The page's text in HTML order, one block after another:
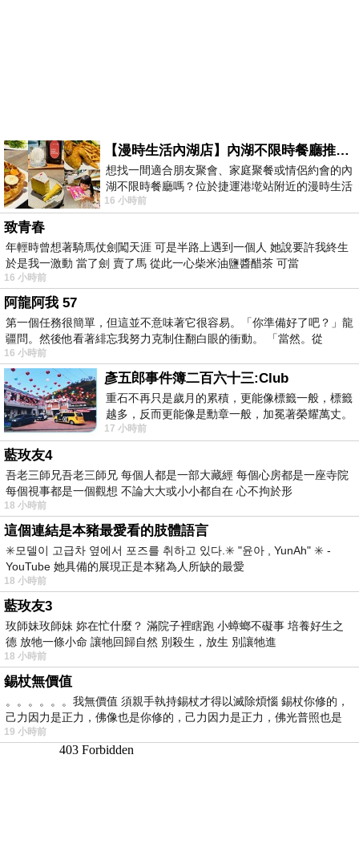
【漫時生活內湖店】內湖不限時餐廳推薦｜捷運港墘站美食，聚餐、約會、家庭聚會首選，正餐甜點一次滿足
想找一間適合朋友聚會、家庭聚餐或情侶約會的內
湖不限時餐廳嗎？位於捷運港墘站附近的漫時生活
內湖店，從捷運站步行約4分鐘即可抵
16 小時前
致青春
年輕時曾想著騎馬仗劍闖天涯 可是半路上遇到一個人 她說要許我終生
於是我一激動 當了劍 賣了馬 從此一心柴米油鹽醬醋茶 可當
16 小時前
阿龍阿我 57
第一個任務很簡單，但這並不意味著它很容易。「你準備好了吧？」龍
疆問。然後他看著緋忘我努力克制住翻白眼的衝動。 「當然。從
16 小時前
彥五郎事件簿二百六十三:Club
重石不再只是歲月的累積，更能像標籤一般，標籤
越多，反而更能像是勳章一般，加冕著榮耀萬丈。
習慣一如縱容，成了再難輕輕放下的罪證
17 小時前
藍玫友4
吾老三師兄吾老三師兄 每個人都是一部大藏經 每個心房都是一座寺院
每個視事都是一個觀想 不論大大或小小都自在 心不拘於形
18 小時前
這個連結是本豬最愛看的肢體語言
✳️모델이 고급차 옆에서 포즈를 취하고 있다.✳️ "윤아 , YunAh" ✳️ -
YouTube 她具備的展現正是本豬為人所缺的最愛
18 小時前
藍玫友3
玫師妹玫師妹 妳在忙什麼？ 滿院子裡瞎跑 小蟑螂不礙事 培養好生之
德 放牠一條小命 讓牠回歸自然 別殺生，放生 別讓牠進
18 小時前
錫杖無價值
。。。。。。我無價值 須親手執持錫杖才得以滅除煩惱 錫杖你修的，
己力因力是正力，佛像也是你修的，己力因力是正力，佛光普照也是
19 小時前